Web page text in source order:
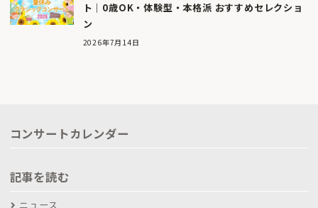
ト｜0歳OK・体験型・本格派 おすすめセレクショ
ン
2026年7月14日
コンサートカレンダー
記事を読む
ニュース